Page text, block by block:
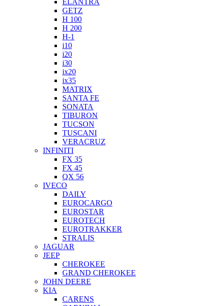
ELANTRA
GETZ
H 100
H 200
H-1
i10
i20
i30
ix20
ix35
MATRIX
SANTA FE
SONATA
TIBURON
TUCSON
TUSCANI
VERACRUZ
INFINITI
FX 35
FX 45
QX 56
IVECO
DAILY
EUROCARGO
EUROSTAR
EUROTECH
EUROTRAKKER
STRALIS
JAGUAR
JEEP
CHEROKEE
GRAND CHEROKEE
JOHN DEERE
KIA
CARENS